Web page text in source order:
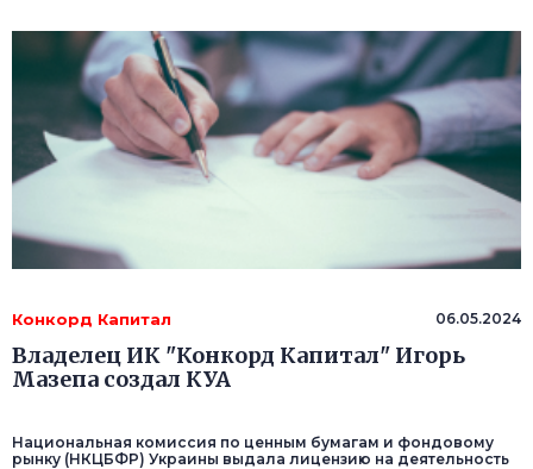
Конкорд Капитал 06.05.2024
Владелец ИК "Конкорд Капитал" Игорь
Мазепа создал КУА
Национальная комиссия по ценным бумагам и фондовому
рынку (НКЦБФР) Украины выдала лицензию на деятельность